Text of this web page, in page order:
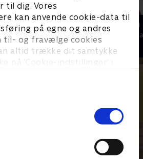
til dig. Vores
kan anvende cookie-data til
på egne og andres
til- og fravælge cookies
altid trække dit samtykke
på ’Cookie-indstillinger’ i
Kampen om
Nyheder &